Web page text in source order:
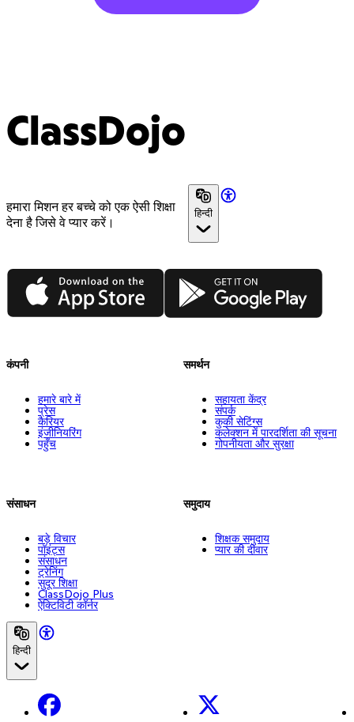
ClassDojo
हमारा मिशन हर बच्चे को एक ऐसी शिक्षा
देना है जिसे वे प्यार करें।
हिन्दी
App Store Google Play
कंपनी
हमारे बारे में
प्रेस
कैरियर
इंजीनियरिंग
पहुँच
संसाधन
बड़े विचार
पॉइंट्स
संसाधन
ट्रेनिंग
सुदूर शिक्षा
ClassDojo Plus
ऐक्टिविटी कॉर्नर
समर्थन
सहायता केंद्र
संपर्क
कुकी सेटिंग्स
कलेक्शन में पारदर्शिता की सूचना
गोपनीयता और सुरक्षा
समुदाय
शिक्षक समुदाय
प्यार की दीवार
हिन्दी
Facebook X